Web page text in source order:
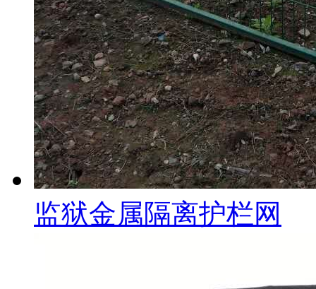
监狱金属隔离护栏网